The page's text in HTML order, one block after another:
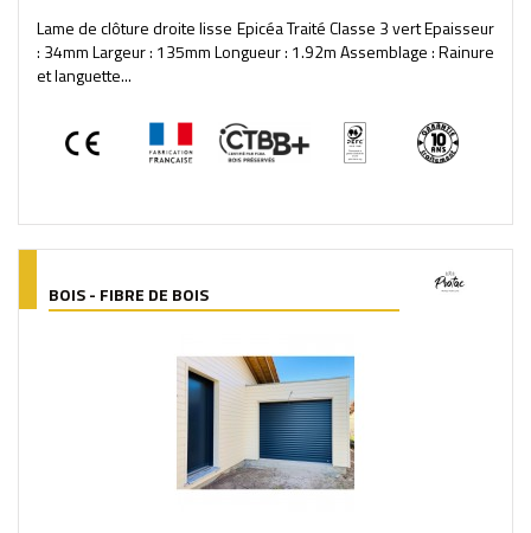
Lame de clôture droite lisse Epicéa Traité Classe 3 vert Epaisseur
: 34mm Largeur : 135mm Longueur : 1.92m Assemblage : Rainure
et languette...
BOIS - FIBRE DE BOIS